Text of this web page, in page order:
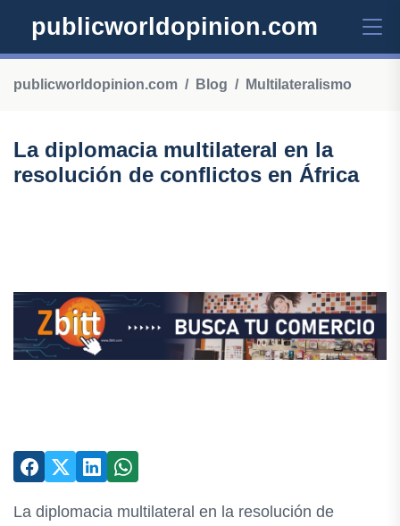
publicworldopinion.com
publicworldopinion.com Blog Multilateralismo
La diplomacia multilateral en la
resolución de conflictos en África
La diplomacia multilateral en la resolución de